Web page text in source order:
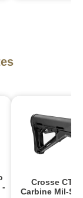
-
Crosse CTR
Carbine Mil-